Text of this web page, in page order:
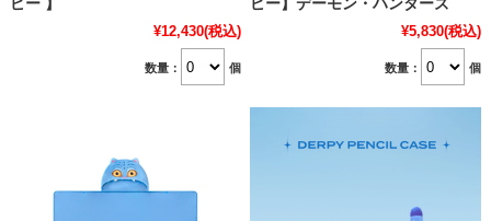
ピー 】
¥12,430(税込)
数量： 個
ピー】デーモン・ハンターズ
¥5,830(税込)
数量： 個